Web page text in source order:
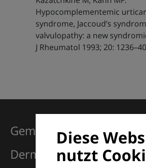
Hypocomplementemic
syndrome, Jaccoud’s
valvulopathy: a new
J Rheumatol 1993; 20: 1236–40
Diese
nutzt
Gemeinsam für Exzellenz
Dermatologie